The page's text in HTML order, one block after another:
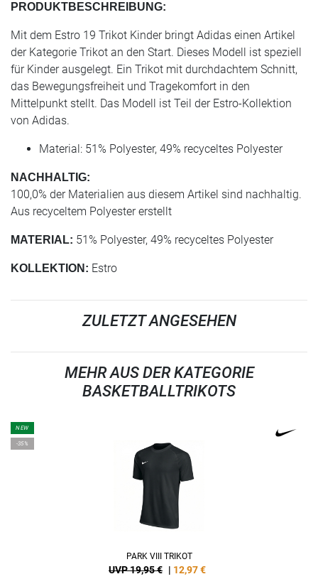
PRODUKTBESCHREIBUNG:
Mit dem Estro 19 Trikot Kinder bringt Adidas einen Artikel
der Kategorie Trikot an den Start. Dieses Modell ist speziell
für Kinder ausgelegt. Ein Trikot mit durchdachtem Schnitt,
das Bewegungsfreiheit und Tragekomfort in den
Mittelpunkt stellt. Das Modell ist Teil der Estro-Kollektion
von Adidas.
Material: 51% Polyester, 49% recyceltes Polyester
NACHHALTIG:
100,0% der Materialien aus diesem Artikel sind nachhaltig.
Aus recyceltem Polyester erstellt
MATERIAL: 51% Polyester, 49% recyceltes Polyester
KOLLEKTION: Estro
ZULETZT ANGESEHEN
MEHR AUS DER KATEGORIE
BASKETBALLTRIKOTS
NEW
-35%
PARK VIII TRIKOT
UVP 19,95 € | 12,97€